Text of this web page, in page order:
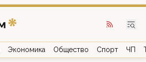
Экономика Общество Спорт ЧП